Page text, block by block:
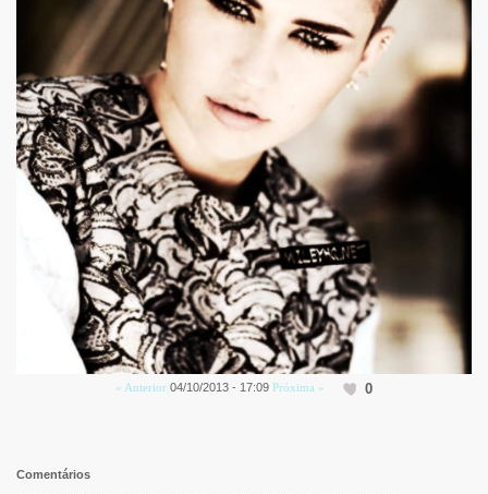
« Anterior 04/10/2013 - 17:09 Próxima » 0
Comentários